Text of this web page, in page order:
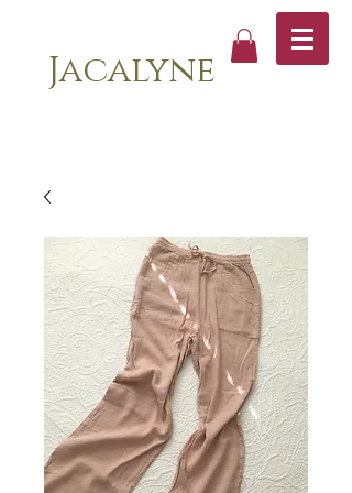
Jacalyne